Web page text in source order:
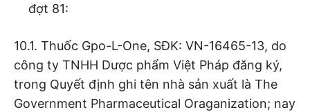
đợt 81:
10.1. Thuốc Gpo-L-One, SĐK: VN-16465-13, do
công ty TNHH Dược phẩm Việt Pháp đăng ký,
trong Quyết định ghi tên nhà sản xuất là The
Government Pharmaceutical Oraganization; nay